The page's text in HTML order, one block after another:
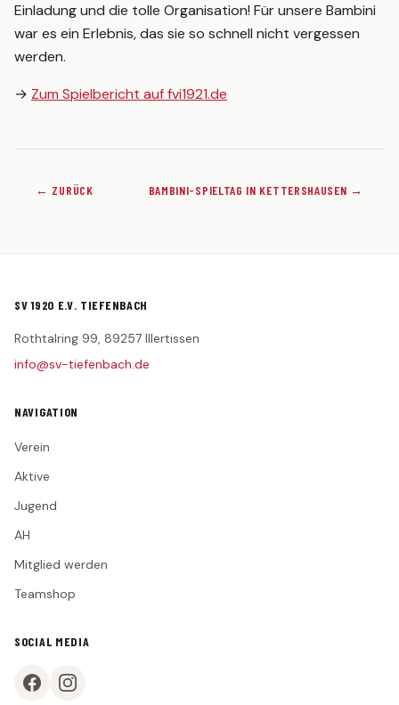
Einladung und die tolle Organisation! Für unsere Bambini
war es ein Erlebnis, das sie so schnell nicht vergessen
werden.
→ Zum Spielbericht auf fvi1921.de
← ZURÜCK BAMBINI-SPIELTAG IN KETTERSHAUSEN →
SV 1920 E.V. TIEFENBACH
Rothtalring 99, 89257 Illertissen
info@sv-tiefenbach.de
NAVIGATION
Verein
Aktive
Jugend
AH
Mitglied werden
Teamshop
SOCIAL MEDIA